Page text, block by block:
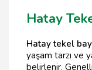
Hatay
Hatay tekel
yaşam tarzı ve
belirlenir.